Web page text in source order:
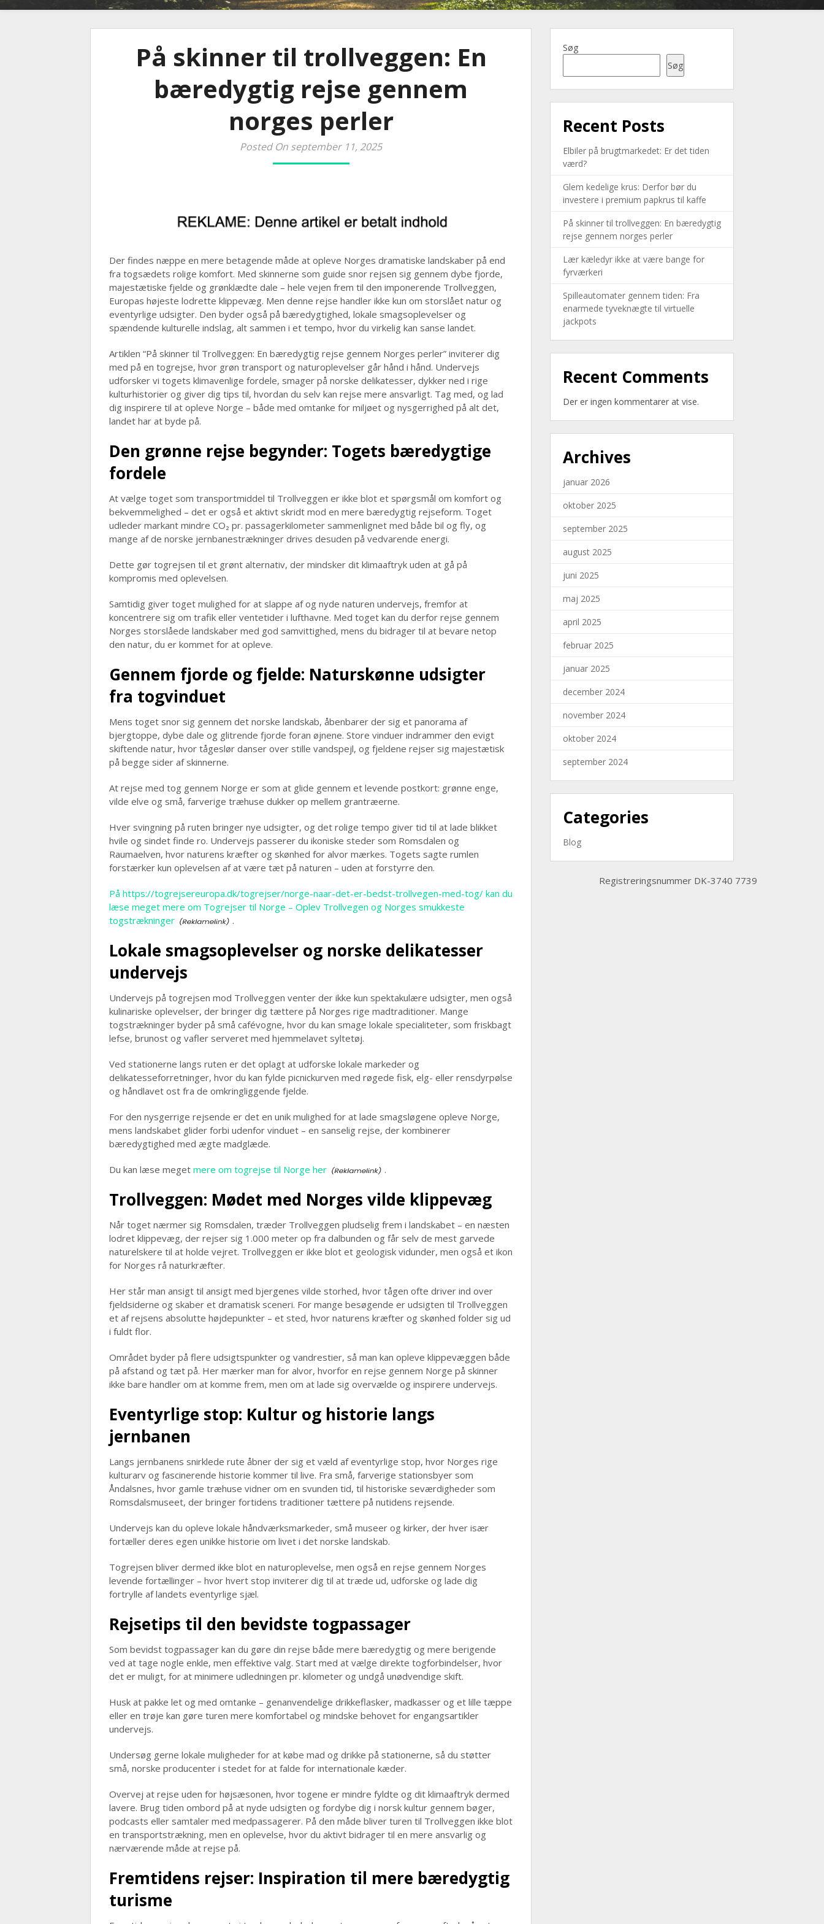
På skinner til trollveggen: En
bæredygtig rejse gennem
norges perler
Posted On september 11, 2025
Der findes næppe en mere betagende måde at opleve Norges dramatiske landskaber på end
fra togsædets rolige komfort. Med skinnerne som guide snor rejsen sig gennem dybe fjorde,
majestætiske fjelde og grønklædte dale – hele vejen frem til den imponerende Trollveggen,
Europas højeste lodrette klippevæg. Men denne rejse handler ikke kun om storslået natur og
eventyrlige udsigter. Den byder også på bæredygtighed, lokale smagsoplevelser og
spændende kulturelle indslag, alt sammen i et tempo, hvor du virkelig kan sanse landet.
Artiklen “På skinner til Trollveggen: En bæredygtig rejse gennem Norges perler” inviterer dig
med på en togrejse, hvor grøn transport og naturoplevelser går hånd i hånd. Undervejs
udforsker vi togets klimavenlige fordele, smager på norske delikatesser, dykker ned i rige
kulturhistorier og giver dig tips til, hvordan du selv kan rejse mere ansvarligt. Tag med, og lad
dig inspirere til at opleve Norge – både med omtanke for miljøet og nysgerrighed på alt det,
landet har at byde på.
Den grønne rejse begynder: Togets bæredygtige
fordele
At vælge toget som transportmiddel til Trollveggen er ikke blot et spørgsmål om komfort og
bekvemmelighed – det er også et aktivt skridt mod en mere bæredygtig rejseform. Toget
udleder markant mindre CO₂ pr. passagerkilometer sammenlignet med både bil og fly, og
mange af de norske jernbanestrækninger drives desuden på vedvarende energi.
Dette gør togrejsen til et grønt alternativ, der mindsker dit klimaaftryk uden at gå på
kompromis med oplevelsen.
Samtidig giver toget mulighed for at slappe af og nyde naturen undervejs, fremfor at
koncentrere sig om trafik eller ventetider i lufthavne. Med toget kan du derfor rejse gennem
Norges storslåede landskaber med god samvittighed, mens du bidrager til at bevare netop
den natur, du er kommet for at opleve.
Gennem fjorde og fjelde: Naturskønne udsigter
fra togvinduet
Mens toget snor sig gennem det norske landskab, åbenbarer der sig et panorama af
bjergtoppe, dybe dale og glitrende fjorde foran øjnene. Store vinduer indrammer den evigt
skiftende natur, hvor tågeslør danser over stille vandspejl, og fjeldene rejser sig majestætisk
på begge sider af skinnerne.
At rejse med tog gennem Norge er som at glide gennem et levende postkort: grønne enge,
vilde elve og små, farverige træhuse dukker op mellem grantræerne.
Hver svingning på ruten bringer nye udsigter, og det rolige tempo giver tid til at lade blikket
hvile og sindet finde ro. Undervejs passerer du ikoniske steder som Romsdalen og
Raumaelven, hvor naturens kræfter og skønhed for alvor mærkes. Togets sagte rumlen
forstærker kun oplevelsen af at være tæt på naturen – uden at forstyrre den.
På https://togrejsereuropa.dk/togrejser/norge-naar-det-er-bedst-trollvegen-med-tog/ kan du
læse meget mere om Togrejser til Norge – Oplev Trollvegen og Norges smukkeste
togstrækninger
.
Lokale smagsoplevelser og norske delikatesser
undervejs
Undervejs på togrejsen mod Trollveggen venter der ikke kun spektakulære udsigter, men også
kulinariske oplevelser, der bringer dig tættere på Norges rige madtraditioner. Mange
togstrækninger byder på små cafévogne, hvor du kan smage lokale specialiteter, som friskbagt
lefse, brunost og vafler serveret med hjemmelavet syltetøj.
Ved stationerne langs ruten er det oplagt at udforske lokale markeder og
delikatesseforretninger, hvor du kan fylde picnickurven med røgede fisk, elg- eller rensdyrpølse
og håndlavet ost fra de omkringliggende fjelde.
For den nysgerrige rejsende er det en unik mulighed for at lade smagsløgene opleve Norge,
mens landskabet glider forbi udenfor vinduet – en sanselig rejse, der kombinerer
bæredygtighed med ægte madglæde.
Du kan læse meget mere om togrejse til Norge her .
Trollveggen: Mødet med Norges vilde klippevæg
Når toget nærmer sig Romsdalen, træder Trollveggen pludselig frem i landskabet – en næsten
lodret klippevæg, der rejser sig 1.000 meter op fra dalbunden og får selv de mest garvede
naturelskere til at holde vejret. Trollveggen er ikke blot et geologisk vidunder, men også et ikon
for Norges rå naturkræfter.
Her står man ansigt til ansigt med bjergenes vilde storhed, hvor tågen ofte driver ind over
fjeldsiderne og skaber et dramatisk sceneri. For mange besøgende er udsigten til Trollveggen
et af rejsens absolutte højdepunkter – et sted, hvor naturens kræfter og skønhed folder sig ud
i fuldt flor.
Området byder på flere udsigtspunkter og vandrestier, så man kan opleve klippevæggen både
på afstand og tæt på. Her mærker man for alvor, hvorfor en rejse gennem Norge på skinner
ikke bare handler om at komme frem, men om at lade sig overvælde og inspirere undervejs.
Eventyrlige stop: Kultur og historie langs
jernbanen
Langs jernbanens snirklede rute åbner der sig et væld af eventyrlige stop, hvor Norges rige
kulturarv og fascinerende historie kommer til live. Fra små, farverige stationsbyer som
Åndalsnes, hvor gamle træhuse vidner om en svunden tid, til historiske seværdigheder som
Romsdalsmuseet, der bringer fortidens traditioner tættere på nutidens rejsende.
Undervejs kan du opleve lokale håndværksmarkeder, små museer og kirker, der hver især
fortæller deres egen unikke historie om livet i det norske landskab.
Togrejsen bliver dermed ikke blot en naturoplevelse, men også en rejse gennem Norges
levende fortællinger – hvor hvert stop inviterer dig til at træde ud, udforske og lade dig
fortrylle af landets eventyrlige sjæl.
Rejsetips til den bevidste togpassager
Som bevidst togpassager kan du gøre din rejse både mere bæredygtig og mere berigende
ved at tage nogle enkle, men effektive valg. Start med at vælge direkte togforbindelser, hvor
det er muligt, for at minimere udledningen pr. kilometer og undgå unødvendige skift.
Husk at pakke let og med omtanke – genanvendelige drikkeflasker, madkasser og et lille tæppe
eller en trøje kan gøre turen mere komfortabel og mindske behovet for engangsartikler
undervejs.
Undersøg gerne lokale muligheder for at købe mad og drikke på stationerne, så du støtter
små, norske producenter i stedet for at falde for internationale kæder.
Overvej at rejse uden for højsæsonen, hvor togene er mindre fyldte og dit klimaaftryk dermed
lavere. Brug tiden ombord på at nyde udsigten og fordybe dig i norsk kultur gennem bøger,
podcasts eller samtaler med medpassagerer. På den måde bliver turen til Trollveggen ikke blot
en transportstrækning, men en oplevelse, hvor du aktivt bidrager til en mere ansvarlig og
nærværende måde at rejse på.
Fremtidens rejser: Inspiration til mere bæredygtig
turisme
Søg
Søg
Recent Posts
Elbiler på brugtmarkedet: Er det tiden
værd?
Glem kedelige krus: Derfor bør du
investere i premium papkrus til kaffe
På skinner til trollveggen: En bæredygtig
rejse gennem norges perler
Lær kæledyr ikke at være bange for
fyrværkeri
Spilleautomater gennem tiden: Fra
enarmede tyveknægte til virtuelle
jackpots
Recent Comments
Der er ingen kommentarer at vise.
Archives
januar 2026
oktober 2025
september 2025
august 2025
juni 2025
maj 2025
april 2025
februar 2025
januar 2025
december 2024
november 2024
oktober 2024
september 2024
Categories
Blog
Registreringsnummer DK-3740 7739